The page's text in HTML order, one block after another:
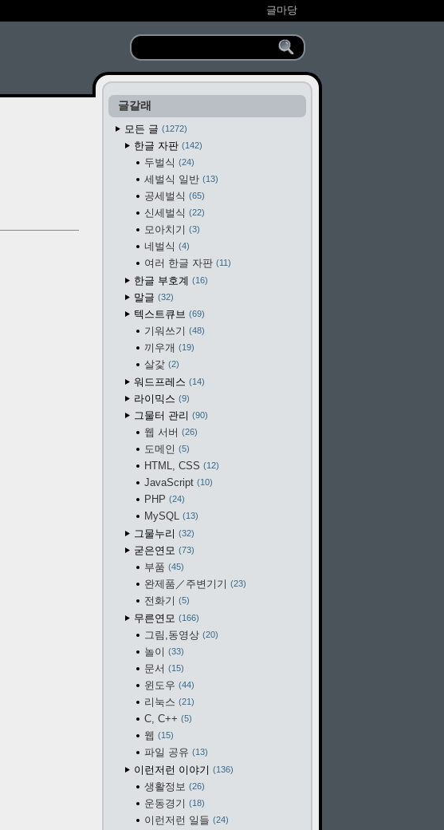
글마당
글갈래
모든 글
1272
한글 자판 142
두벌식 24
세벌식 일반 13
공세벌식 65
신세벌식 22
모아치기 3
네벌식 4
여러 한글 자판 11
한글 부호계 16
말글 32
텍스트큐브 69
기워쓰기 48
끼우개 19
살갗 2
워드프레스 14
라이믹스 9
그물터 관리 90
웹 서버 26
도메인 5
HTML, CSS 12
JavaScript 10
PHP 24
MySQL 13
그물누리 32
굳은연모 73
부품 45
완제품／주변기기 23
전화기 5
무른연모 166
그림,동영상 20
놀이 33
문서 15
윈도우 44
리눅스 21
C, C++ 5
웹 15
파일 공유 13
이런저런 이야기 136
생활정보 26
운동경기 18
이런저런 일들 24